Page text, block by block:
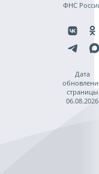
ФНС
Дата
страницы
06.08.2026